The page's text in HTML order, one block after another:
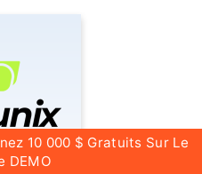
10 000 $ Gratuits Sur Le
DEMO